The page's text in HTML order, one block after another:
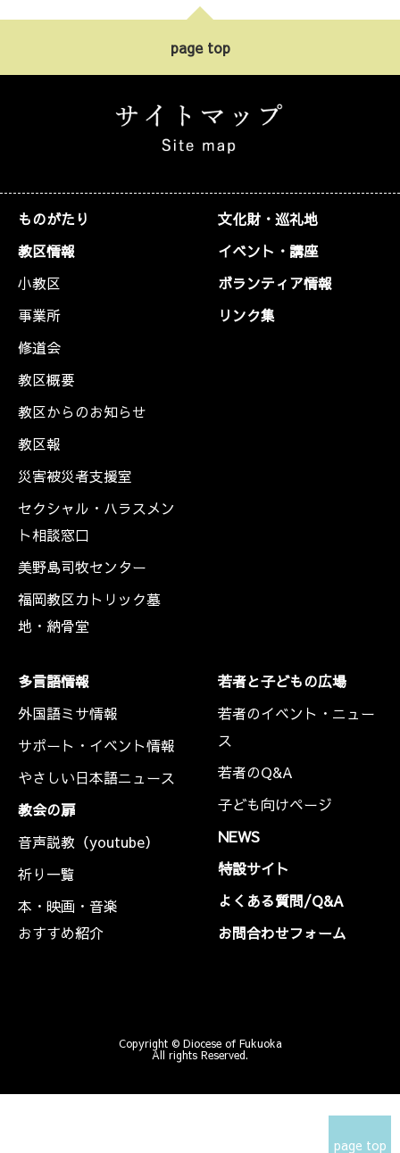
page top
ものがたり
教区情報
小教区
事業所
修道会
教区概要
教区からのお知らせ
教区報
災害被災者支援室
セクシャル・ハラスメン
ト相談窓口
美野島司牧センター
福岡教区カトリック墓
地・納骨堂
文化財・巡礼地
イベント・講座
ボランティア情報
リンク集
多言語情報
外国語ミサ情報
サポート・イベント情報
やさしい日本語ニュース
教会の扉
音声説教（youtube）
祈り一覧
本・映画・音楽
おすすめ紹介
若者と子どもの広場
若者のイベント・ニュー
ス
若者のQ&A
子ども向けページ
NEWS
特設サイト
よくある質問/Q&A
お問合わせフォーム
page top
Copyright © Diocese of Fukuoka
All rights Reserved.